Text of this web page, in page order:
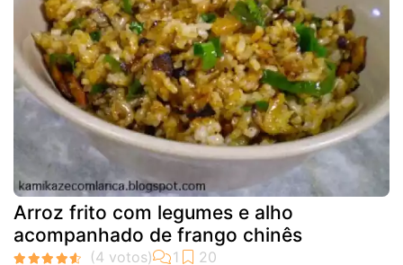
Arroz frito com legumes e alho
acompanhado de frango chinês